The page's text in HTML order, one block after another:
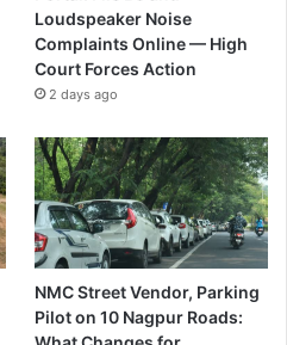
Loudspeaker Noise
Complaints Online — High
Court Forces Action
2 days ago
NMC Street Vendor, Parking
Pilot on 10 Nagpur Roads: